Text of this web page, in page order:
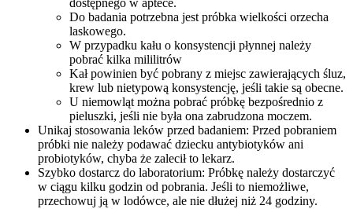
dostępnego w aptece.
Do badania potrzebna jest próbka wielkości orzecha
laskowego.
W przypadku kału o konsystencji płynnej należy
pobrać kilka mililitrów
Kał powinien być pobrany z miejsc zawierających śluz,
krew lub nietypową konsystencję, jeśli takie są obecne.
U niemowląt można pobrać próbkę bezpośrednio z
pieluszki, jeśli nie była ona zabrudzona moczem.
Unikaj stosowania leków przed badaniem: Przed pobraniem
próbki nie należy podawać dziecku antybiotyków ani
probiotyków, chyba że zalecił to lekarz.
Szybko dostarcz do laboratorium: Próbkę należy dostarczyć
w ciągu kilku godzin od pobrania. Jeśli to niemożliwe,
przechowuj ją w lodówce, ale nie dłużej niż 24 godziny.